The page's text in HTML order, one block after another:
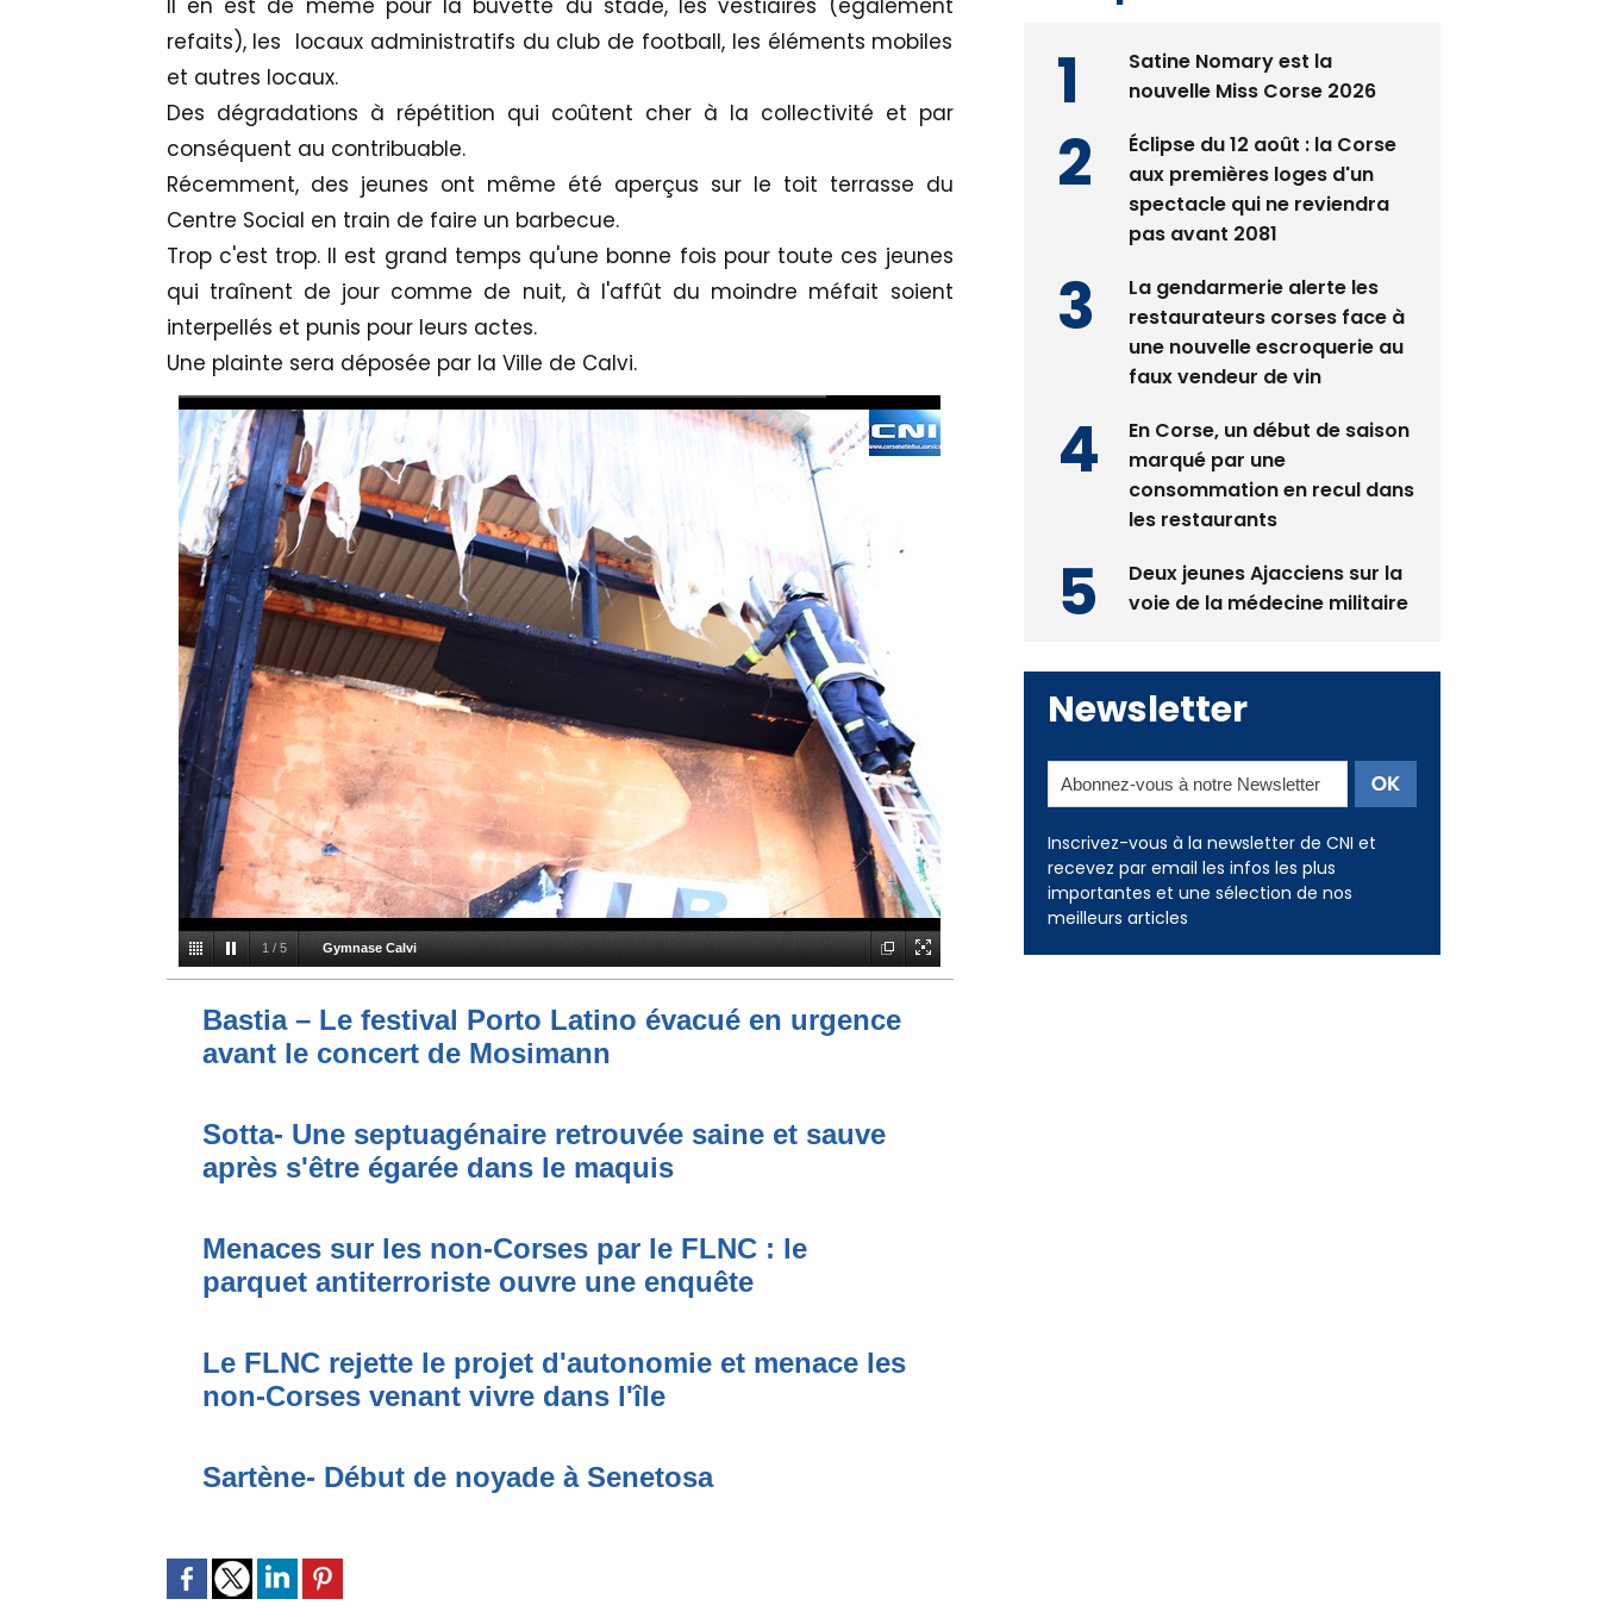
Il en est de même pour la buvette du stade, les vestiaires (également
refaits), les locaux administratifs du club de football, les éléments mobiles
et autres locaux.
Des dégradations à répétition qui coûtent cher à la collectivité et par
conséquent au contribuable.
Récemment, des jeunes ont même été aperçus sur le toit terrasse du
Centre Social en train de faire un barbecue.
Trop c'est trop. Il est grand temps qu'une bonne fois pour toute ces jeunes
qui traînent de jour comme de nuit, à l'affût du moindre méfait soient
interpellés et punis pour leurs actes.
Une plainte sera déposée par la Ville de Calvi.
1 / 5 Gymnase Calvi
Bastia – Le festival Porto Latino évacué en urgence
avant le concert de Mosimann
Sotta- Une septuagénaire retrouvée saine et sauve
après s'être égarée dans le maquis
Menaces sur les non-Corses par le FLNC : le
parquet antiterroriste ouvre une enquête
Le FLNC rejette le projet d'autonomie et menace les
non-Corses venant vivre dans l'île
Sartène- Début de noyade à Senetosa
Satine Nomary est la
nouvelle Miss Corse 2026
Éclipse du 12 août : la Corse
aux premières loges d'un
spectacle qui ne reviendra
pas avant 2081
La gendarmerie alerte les
restaurateurs corses face à
une nouvelle escroquerie au
faux vendeur de vin
En Corse, un début de saison
marqué par une
consommation en recul dans
les restaurants
Deux jeunes Ajacciens sur la
voie de la médecine militaire
Newsletter
Inscrivez-vous à la newsletter de CNI et
recevez par email les infos les plus
importantes et une sélection de nos
meilleurs articles